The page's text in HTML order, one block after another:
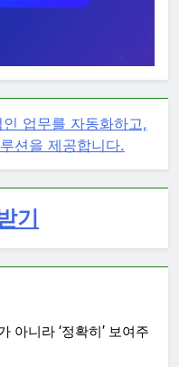
업무를 자동화하고,
션을 제공합니다.
기
아니라 ‘정확히’ 보여주